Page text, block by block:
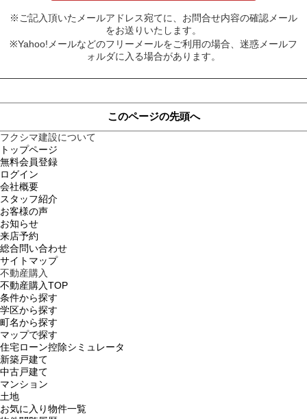
※ご記入頂いたメールアドレス宛てに、お問合せ内容の確認メール
をお送りいたします。
※Yahoo!メールなどのフリーメールをご利用の場合、迷惑メールフ
ォルダに入る場合があります。
このページの先頭へ
フクシマ建設について
トップページ
無料会員登録
ログイン
会社概要
スタッフ紹介
お客様の声
お知らせ
来店予約
総合問い合わせ
サイトマップ
不動産購入
不動産購入TOP
条件から探す
学区から探す
町名から探す
マップで探す
住宅ローン控除シミュレータ
新築戸建て
中古戸建て
マンション
土地
お気に入り物件一覧